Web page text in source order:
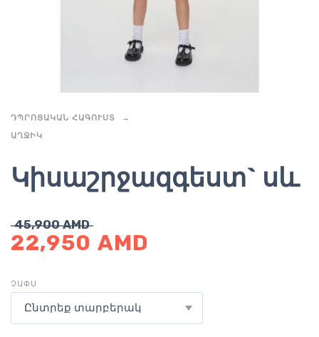
ԴՊՐՈՑԱԿԱՆ ՀԱԳՈՒՍՏ
ԱՂՋԻԿ
Կիսաշրջազգեստ` սև
45,900AMD
22,950 AMD
ՉԱՓՍ
Ընտրեք տարբերակ